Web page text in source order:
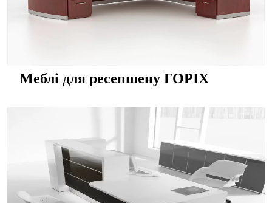
Меблі для ресепшену ГОРІХ